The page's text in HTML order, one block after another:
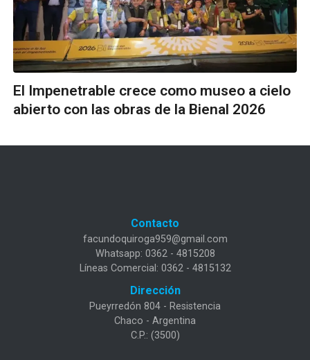
El Impenetrable crece como museo a cielo
abierto con las obras de la Bienal 2026
Contacto
facundoquiroga959@gmail.com
Whatsapp: 0362 - 4815208
Líneas Comercial: 0362 - 4815132
Dirección
Pueyrredón 804 - Resistencia
Chaco - Argentina
C.P.: (3500)